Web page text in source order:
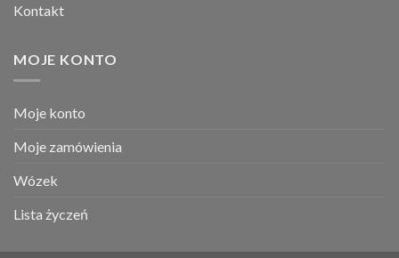
Kontakt
MOJE KONTO
Moje konto
Moje zamówienia
Wózek
Lista życzeń